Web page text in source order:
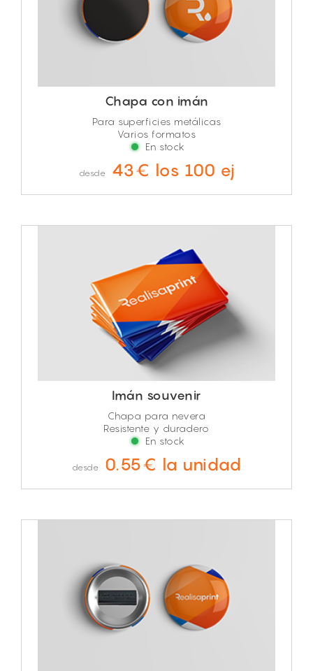
Chapa con imán
Para superficies metálicas
Varios formatos
En stock
desde 43€ los 100 ej
Imán souvenir
Chapa para nevera
Resistente y duradero
En stock
desde 0.55€ la unidad